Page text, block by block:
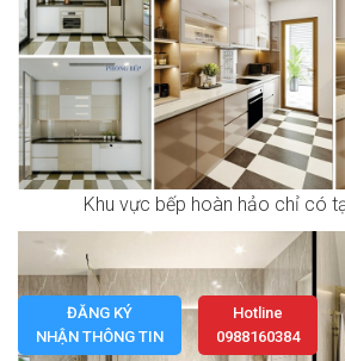
Khu vực bếp hoàn hảo chỉ có
ĐĂNG KÝ
NHẬN THÔNG TIN
Hotline
0988160384